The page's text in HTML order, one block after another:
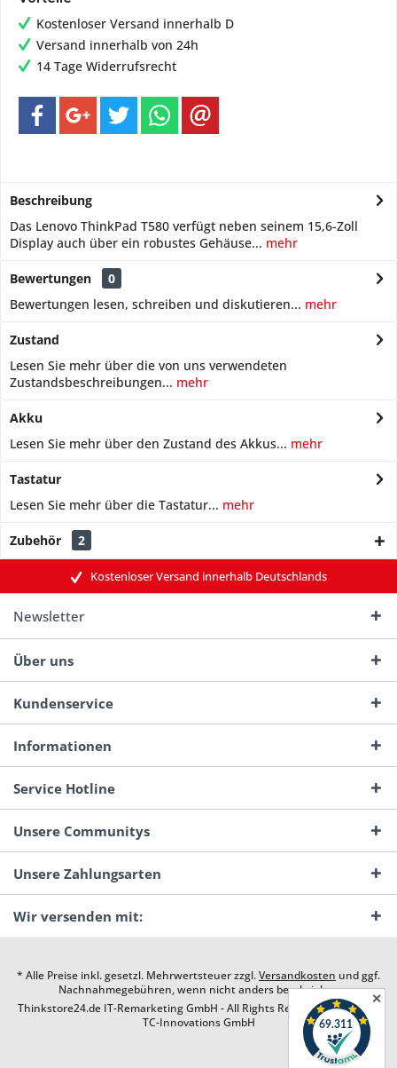
Kostenloser Versand innerhalb D
Versand innerhalb von 24h
14 Tage Widerrufsrecht
Beschreibung
Das Lenovo ThinkPad T580 verfügt neben seinem 15,6-Zoll
Display auch über ein robustes Gehäuse... mehr
Bewertungen
0
Bewertungen lesen, schreiben und diskutieren... mehr
Zustand
Lesen Sie mehr über die von uns verwendeten
Zustandsbeschreibungen... mehr
Akku
Lesen Sie mehr über den Zustand des Akkus... mehr
Tastatur
Lesen Sie mehr über die Tastatur... mehr
Zubehör 2
Kostenloser Versand innerhalb Deutschlands
Newsletter
Über uns
Kundenservice
Informationen
Service Hotline
Unsere Communitys
Unsere Zahlungsarten
Wir versenden mit:
* Alle Preise inkl. gesetzl. Mehrwertsteuer zzgl.Versandkosten und ggf.
Nachnahmegebühren, wenn nicht anders beschrieben
Thinkstore24.de IT-Remarketing GmbH - All Rights Reserved. Design by
TC-Innovations GmbH
✕